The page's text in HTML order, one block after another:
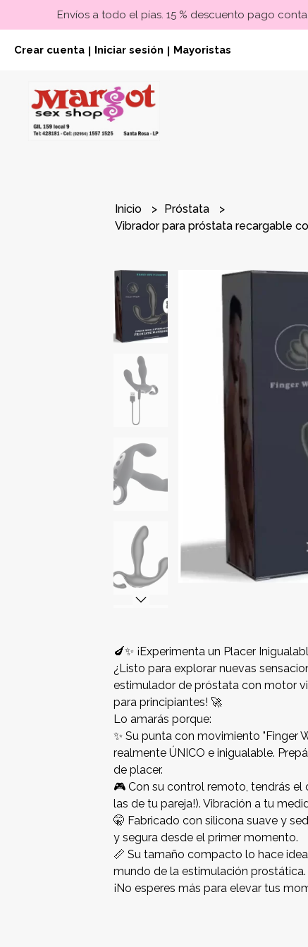
Envíos a todo el pías. 15 % descuento pago
Crear cuenta Iniciar sesión Mayoristas
Inicio
Próstata
Vibrador para próstata recargable
🍆✨ ¡Experimenta un Placer
¿Listo para explorar nuevas
estimulador de próstata con motor
para principiantes! 🚀
Lo amarás porque:
✨ Su punta con movimiento "Finger
realmente ÚNICO e inigualable.
de placer.
🎮 Con su control remoto, tendrás el
las de tu pareja!). Vibración a tu
🤫 Fabricado con silicona suave y
y segura desde el primer momento.
📏 Su tamaño compacto lo hace
mundo de la estimulación prostática.
¡No esperes más para elevar tus